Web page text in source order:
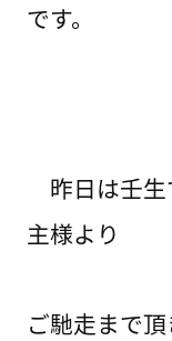
です。
昨日は壬生
主様より
ご馳走まで